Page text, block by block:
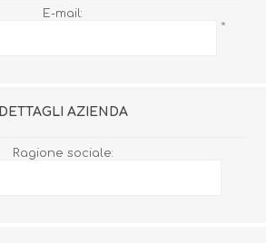
E-mail:
*
DETTAGLI AZIENDA
Ragione sociale: